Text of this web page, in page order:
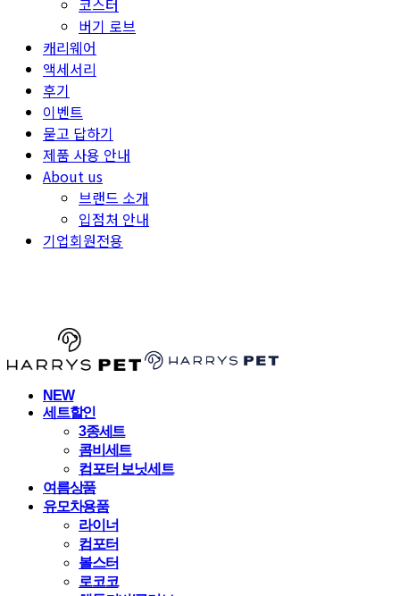
버기 로브
캐리웨어
액세서리
후기
이벤트
묻고 답하기
제품 사용 안내
About us
브랜드 소개
입점처 안내
기업회원전용
NEW
세트할인
3종세트
콤비세트
컴포터 보닛세트
여름상품
유모차용품
라이너
컴포터
볼스터
로코코